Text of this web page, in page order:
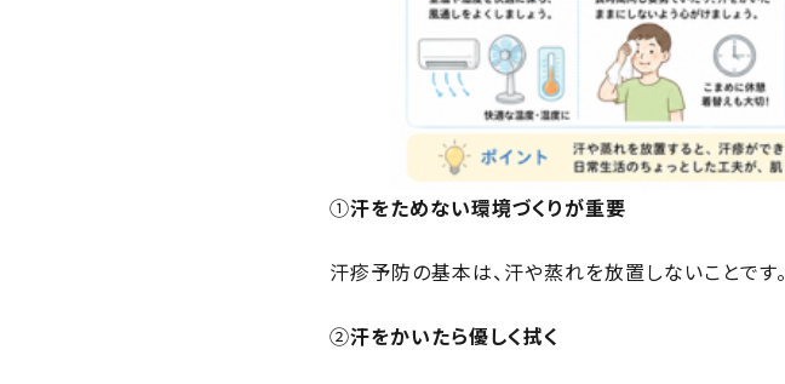
①汗をためない環境づくりが重要
汗疹予防の基本は、汗や蒸れを放置しないことです。
②汗をかいたら優しく拭く